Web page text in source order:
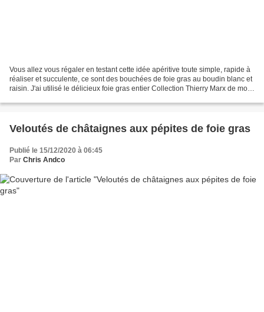
Vous allez vous régaler en testant cette idée apéritive toute simple, rapide à
réaliser et succulente, ce sont des bouchées de foie gras au boudin blanc et
raisin. J'ai utilisé le délicieux foie gras entier Collection Thierry Marx de mon
Veloutés de châtaignes aux pépites de foie gras
Publié le 15/12/2020 à 06:45
Par Chris Andco